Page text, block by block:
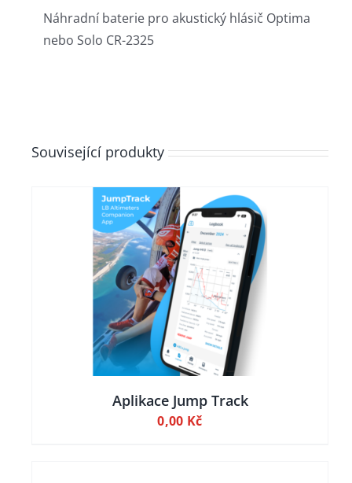
Náhradní baterie pro akustický hlásič Optima
nebo Solo CR-2325
Související produkty
Aplikace Jump Track
0,00 Kč